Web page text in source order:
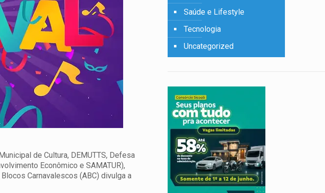
de Cultura, DEMUTTS, Defesa
Econômico e SAMATUR),
Blocos Carnavalescos(ABC) divulga a
Saúde e Lifestyle
Tecnologia
Uncategorized